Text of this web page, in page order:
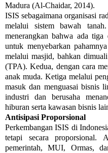
Madura (Al-Chaidar, 2014).
ISIS sebagaimana organisasi
melalui sistem bawah
menerangkan bahwa ada
untuk menyebarkan
melalui masjid, bahkan
(TPA). Kedua, dengan cara
anak muda. Ketiga melalui
masuk dan menguasai bisnis
industri dan berusaha
hiburan serta kawasan bisnis
Antisipasi Proporsional
Perkembangan ISIS di
tetapi secara proporsional.
pemerintah, MUI, Ormas,